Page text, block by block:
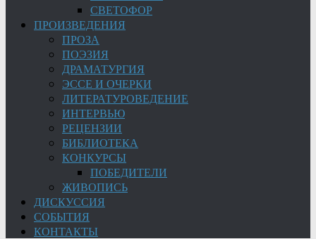
СВЕТОФОР
ПРОИЗВЕДЕНИЯ
ПРОЗА
ПОЭЗИЯ
ДРАМАТУРГИЯ
ЭССЕ И ОЧЕРКИ
ЛИТЕРАТУРОВЕДЕНИЕ
ИНТЕРВЬЮ
РЕЦЕНЗИИ
БИБЛИОТЕКА
КОНКУРСЫ
ПОБЕДИТЕЛИ
ЖИВОПИСЬ
ДИСКУССИЯ
СОБЫТИЯ
КОНТАКТЫ